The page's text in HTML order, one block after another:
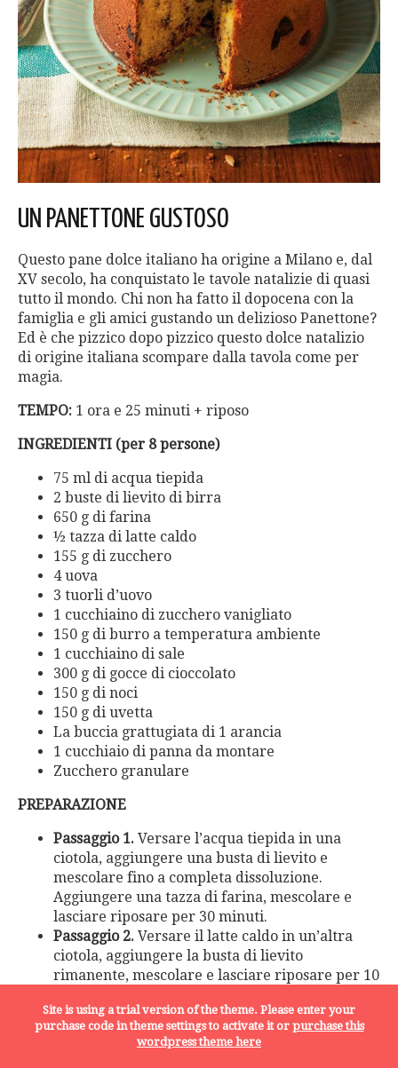
UN PANETTONE GUSTOSO
Questo pane dolce italiano ha origine a Milano e, dal
XV secolo, ha conquistato le tavole natalizie di quasi
tutto il mondo. Chi non ha fatto il dopocena con la
famiglia e gli amici gustando un delizioso Panettone?
Ed è che pizzico dopo pizzico questo dolce natalizio
di origine italiana scompare dalla tavola come per
magia.
TEMPO: 1 ora e 25 minuti + riposo
INGREDIENTI (per 8 persone)
75 ml di acqua tiepida
2 buste di lievito di birra
650 g di farina
½ tazza di latte caldo
155 g di zucchero
4 uova
3 tuorli d’uovo
1 cucchiaino di zucchero vanigliato
150 g di burro a temperatura ambiente
1 cucchiaino di sale
300 g di gocce di cioccolato
150 g di noci
150 g di uvetta
La buccia grattugiata di 1 arancia
1 cucchiaio di panna da montare
Zucchero granulare
PREPARAZIONE
Passaggio 1. Versare l’acqua tiepida in una
ciotola, aggiungere una busta di lievito e
mescolare fino a completa dissoluzione.
Aggiungere una tazza di farina, mescolare e
lasciare riposare per 30 minuti.
Passaggio 2. Versare il latte caldo in un’altra
ciotola, aggiungere la busta di lievito
rimanente, mescolare e lasciare riposare per 10
sbattere le uova e due tuorli con lo zucchero e
lo zucchero vanigliato. Aggiungere il composto
di latte e lievito e mescolare fino a quando non
Site is using a trial version of the theme. Please enter your
purchase code in theme settings to activate it or purchase this
wordpress theme here